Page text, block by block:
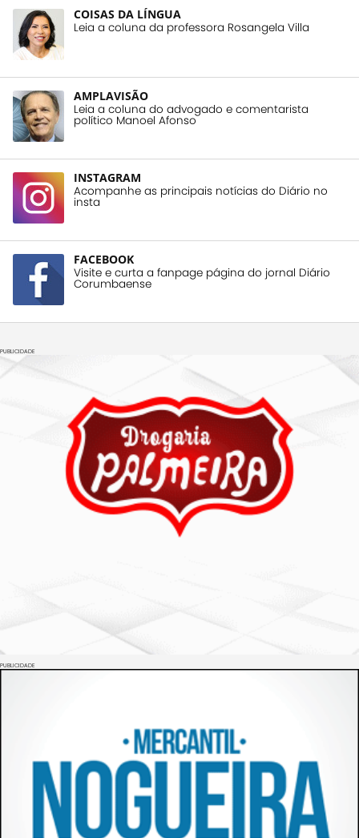
COISAS DA LÍNGUA
Leia a coluna da professora Rosangela Villa
AMPLAVISÃO
Leia a coluna do advogado e comentarista
político Manoel Afonso
INSTAGRAM
Acompanhe as principais notícias do Diário no
insta
FACEBOOK
Visite e curta a fanpage página do jornal Diário
Corumbaense
PUBLICIDADE
PUBLICIDADE